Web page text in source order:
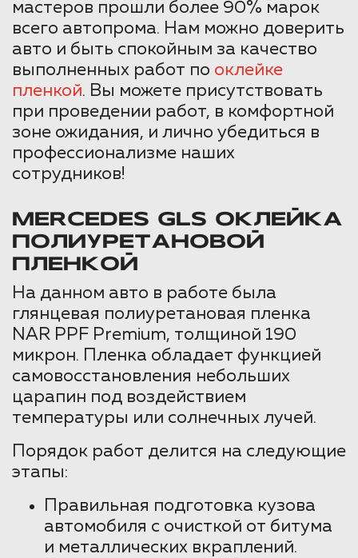
мастеров прошли более 90% марок
всего автопрома. Нам можно доверить
авто и быть спокойным за качество
выполненных работ по оклейке
пленкой. Вы можете присутствовать
при проведении работ, в комфортной
зоне ожидания, и лично убедиться в
профессионализме наших
сотрудников!
MERCEDES GLS ОКЛЕЙКА
ПОЛИУРЕТАНОВОЙ
ПЛЕНКОЙ
На данном авто в работе была
глянцевая полиуретановая пленка
NAR PPF Premium, толщиной 190
микрон. Пленка обладает функцией
самовосстановления небольших
царапин под воздействием
температуры или солнечных лучей.
Порядок работ делится на следующие
этапы:
Правильная подготовка кузова
автомобиля с очисткой от битума
и металлических вкраплений.